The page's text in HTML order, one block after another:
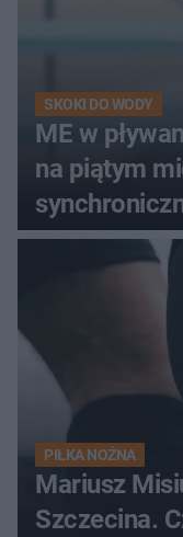
SKOKI DO WODY
ME w
na piątym
PIŁKA NOŻNA
Mariusz
Szczecina.